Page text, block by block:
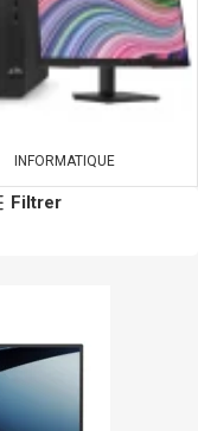
INFORMATIQUE
Filtrer